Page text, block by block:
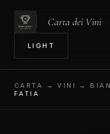
Carta dei Vini
LIGHT
CARTA
→ VINI →
FATIA